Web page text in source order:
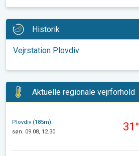
Historik
Vejrstation Plovdiv
Aktuelle regionale vejrforhold
Plovdiv (185m)
søn. 09.08, 12.30
31°